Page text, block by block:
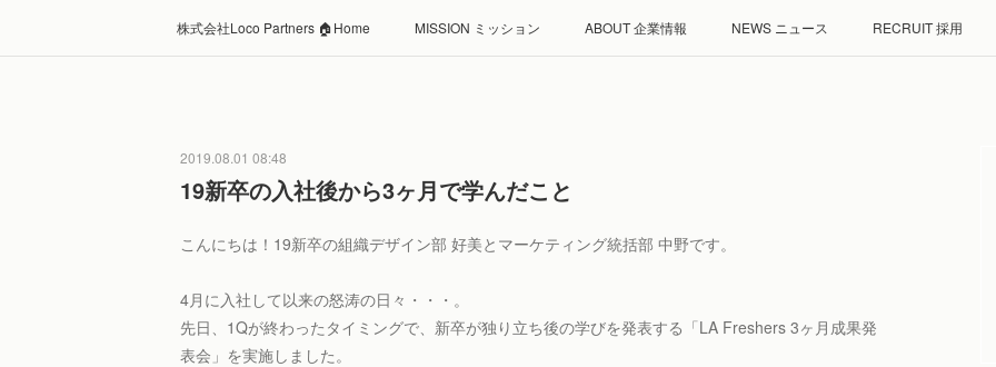
株式会社Loco Partners 🏠Home MISSION ミッション ABOUT 企業情報 NEWS ニュース RECRUIT 採用
2019.08.01 08:48
19新卒の入社後から3ヶ月で学んだこと
こんにちは！19新卒の組織デザイン部 好美とマーケティング統括部 中野です。
4月に入社して以来の怒涛の日々・・・。
先日、1Qが終わったタイミングで、新卒が独り立ち後の学びを発表する「LA Freshers 3ヶ月成果発
表会」を実施しました。